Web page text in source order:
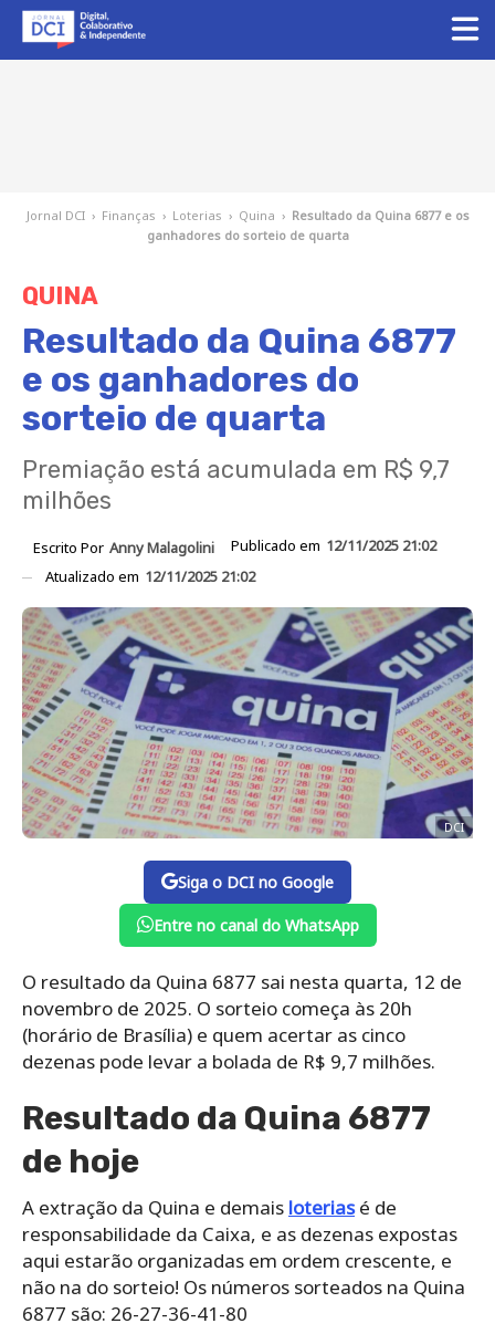
Jornal DCI › Finanças › Loterias › Quina › Resultado da Quina 6877 e os
ganhadores do sorteio de quarta
QUINA
Resultado da Quina 6877
e os ganhadores do
sorteio de quarta
Premiação está acumulada em R$ 9,7
milhões
Escrito Por Anny Malagolini Publicado em 12/11/2025 21:02
Atualizado em 12/11/2025 21:02
DCI
Siga o DCI no Google
Entre no canal do WhatsApp
O resultado da Quina 6877 sai nesta quarta, 12 de
novembro de 2025. O sorteio começa às 20h
(horário de Brasília) e quem acertar as cinco
dezenas pode levar a bolada de R$ 9,7 milhões.
Resultado da Quina 6877
de hoje
A extração da Quina e demais loteriasé de
responsabilidade da Caixa, e as dezenas expostas
aqui estarão organizadas em ordem crescente, e
não na do sorteio! Os números sorteados na Quina
6877 são: 26-27-36-41-80